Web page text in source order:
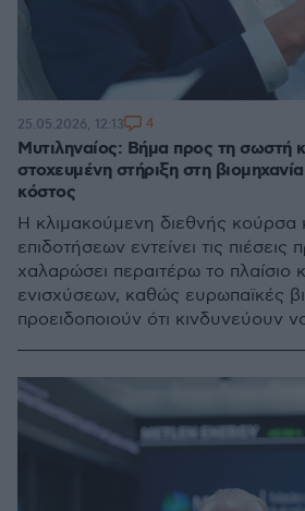
Μυτιληναίος: Βήμα προς τη σωστή
στοχευμένη στήριξη στη
κόστος
Η κλιμακούμενη διεθνής κούρσα
επιδοτήσεων εντείνει τις
χαλαρώσει περαιτέρω το πλαίσιο
ενισχύσεων, καθώς ευρωπαϊκές
προειδοποιούν ότι κινδυνεύουν
25.05.2026, 12:13 4